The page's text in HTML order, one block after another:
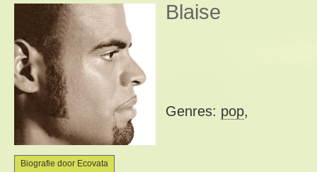
Blaise
Genres: pop,
Biografie door Ecovata